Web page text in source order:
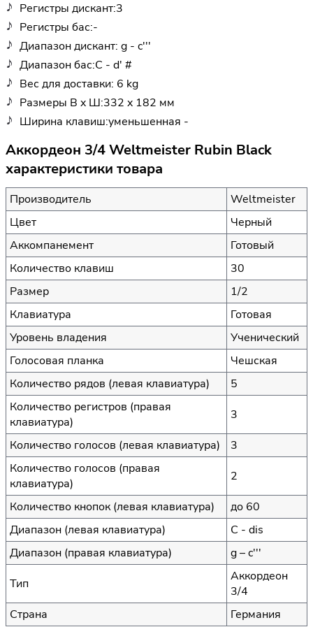
Регистры дискант:3
Регистры бас:-
Диапазон дискант: g - c'''
Диапазон бас:C - d' #
Вес для доставки: 6 kg
Размеры В x Ш:332 x 182 мм
Ширина клавиш:уменьшенная -
Аккордеон 3/4 Weltmeister Rubin Black
характеристики товара
Производитель
Weltmeister
Цвет
Черный
Аккомпанемент
Готовый
Количество клавиш
30
Размер
1/2
Клавиатура
Готовая
Уровень владения
Ученический
Голосовая планка
Чешская
Количество рядов (левая клавиатура)
5
Количество регистров (правая
клавиатура)
3
Количество голосов (левая клавиатура)
3
Количество голосов (правая
клавиатура)
2
Количество кнопок (левая клавиатура)
до 60
Диапазон (левая клавиатура)
C - dis
Диапазон (правая клавиатура)
g – c'''
Тип
Аккордеон
3/4
Страна
Германия